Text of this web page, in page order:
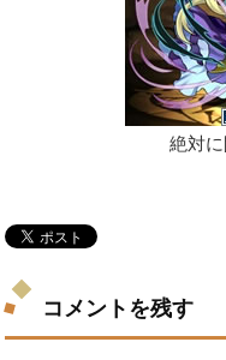
絶対
コメントを残す